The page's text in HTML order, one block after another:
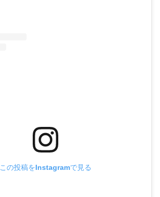
この投稿をInstagramで見る